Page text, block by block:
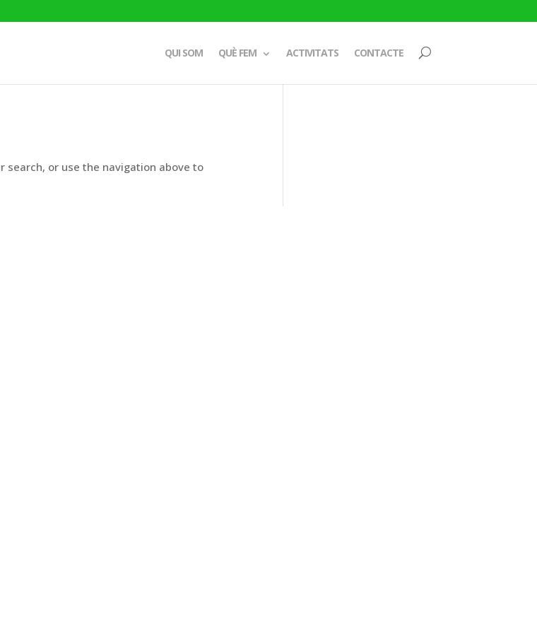
QUI SOM QUÈ FEM ACTIVITATS CONTACTE
search, or use the navigation above to